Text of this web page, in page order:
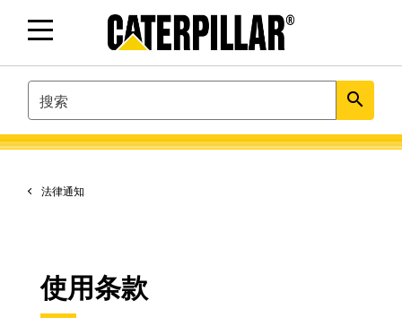
SEARCH search
法律通知
使用条款